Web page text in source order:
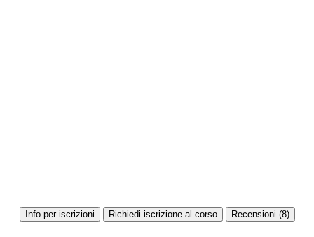
Info per iscrizioni Richiedi iscrizione al corso Recensioni (8)